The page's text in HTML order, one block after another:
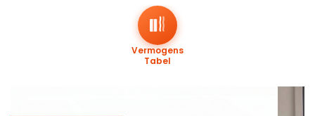
Vermogens
Tabel